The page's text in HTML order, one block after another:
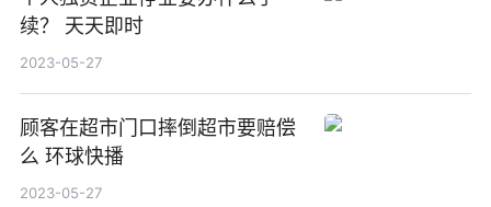
续？ 天天即时
2023-05-27
顾客在超市门口摔倒超市要赔偿
么 环球快播
2023-05-27